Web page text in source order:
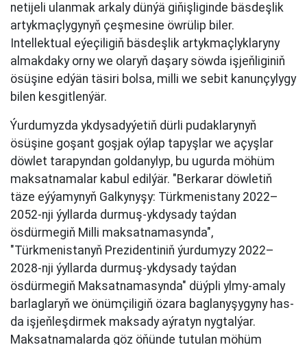
netijeli ulanmak arkaly dünýä giňişliginde bäsdeşlik
artykmaçlygynyň çeşmesine öwrülip biler.
Intellektual eýeçiligiň bäsdeşlik artykmaçlyklaryny
almakdaky orny we olaryň daşary söwda işjeňliginiň
ösüşine edýän täsiri bolsa, milli we sebit kanunçylygy
bilen kesgitlenýär.
Ýurdumyzda ykdysadyýetiň dürli pudaklarynyň
ösüşine goşant goşjak oýlap tapyşlar we açyşlar
döwlet tarapyndan goldanylyp, bu ugurda möhüm
maksatnamalar kabul edilýär. "Berkarar döwletiň
täze eýýamynyň Galkynyşy: Türkmenistany 2022–
2052-nji ýyllarda durmuş-ykdysady taýdan
ösdürmegiň Milli maksatnamasynda",
"Türkmenistanyň Prezidentiniň ýurdumyzy 2022–
2028-nji ýyllarda durmuş-ykdysady taýdan
ösdürmegiň Maksatnamasynda" düýpli ylmy-amaly
barlaglaryň we önümçiligiň özara baglanyşygyny has-
da işjeňleşdirmek maksady aýratyn nygtalýar.
Maksatnamalarda göz öňünde tutulan möhüm